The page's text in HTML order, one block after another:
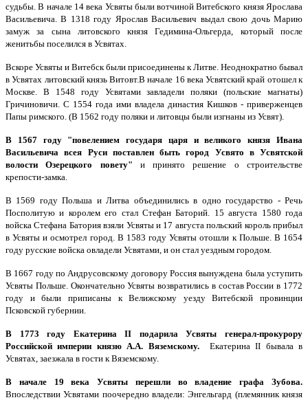
судьбы. В начале 14 века Усвяты были вотчиной Витебского князя Ярослава
Васильевича. В 1318 году Ярослав Васильевич выдал свою дочь Марию
замуж за сына литовского князя Гедимина-Ольгерда, который после
женитьбы поселился в Усвятах.
Вскоре Усвяты и Витебск были присоединены к Литве. Неоднократно бывал
в Усвятах литовский князь Витовт.В начале 16 века Усвятский край отошел к
Москве. В 1548 году Усвятами завладели поляки (польские магнаты)
Гричиновичи. С 1554 года ими владела династия Кишков - приверженцев
Папы римского. (В 1562 году поляки и литовцы были изгнаны из Усвят).
В 1567 году "повелением государя царя и великого князя Ивана
Васильевича всея Руси поставлен быть город Усвято в Усвятской
волости Озерецкого повету" и принято решение о строительстве
крепости-замка.
В 1569 году Польша и Литва объединились в одно государство - Речь
Посполитую и королем его стал Стефан Баторий. 15 августа 1580 года
войска Стефана Батория взяли Усвяты и 17 августа польский король прибыл
в Усвяты и осмотрел город. В 1583 году Усвяты отошли к Польше. В 1654
году русские войска овладели Усвятами, и он стал уездным городом.
В 1667 году по Андрусовскому договору Россия вынуждена была уступить
Усвяты Польше. Окончательно Усвяты возвратились в состав России в 1772
году и были приписаны к Велижскому уезду Витебской провинции
Псковской губернии.
В 1773 году Екатерина II подарила Усвяты генерал-прокурору
Российской империи князю А.А. Вяземскому.
Екатерина II бывала в
Усвятах, заезжала в гости к Вяземскому.
В начале 19 века Усвяты перешли во владение графа Зубова.
Впоследствии Усвятами поочередно владели: Энгельгард (племянник князя